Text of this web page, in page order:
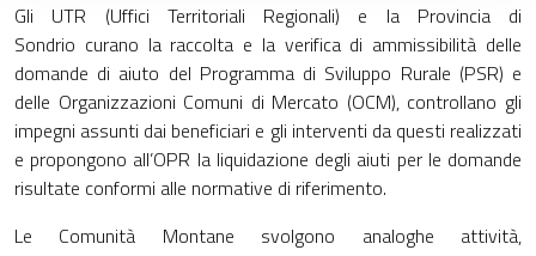
Gli UTR (Uffici Territoriali Regionali) e la Provincia di
Sondrio curano la raccolta e la verifica di ammissibilità delle
domande di aiuto del Programma di Sviluppo Rurale (PSR) e
delle Organizzazioni Comuni di Mercato (OCM), controllano gli
impegni assunti dai beneficiari e gli interventi da questi realizzati
e propongono all’OPR la liquidazione degli aiuti per le domande
risultate conformi alle normative di riferimento.
Le Comunità Montane svolgono analoghe attività,